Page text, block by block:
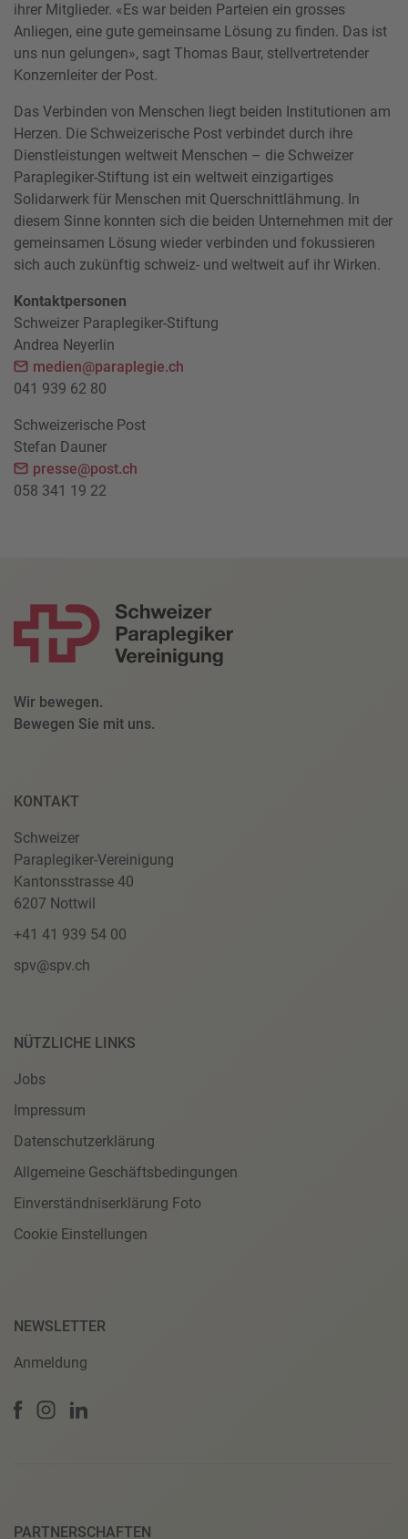
ihrer Mitglieder. «Es war beiden Parteien ein grosses
Anliegen, eine gute gemeinsame Lösung zu finden. Das ist
uns nun gelungen», sagt Thomas Baur, stellvertretender
Konzernleiter der Post.
Das Verbinden von Menschen liegt beiden Institutionen am
Herzen. Die Schweizerische Post verbindet durch ihre
Dienstleistungen weltweit Menschen – die Schweizer
Paraplegiker-Stiftung ist ein weltweit einzigartiges
Solidarwerk für Menschen mit Querschnittlähmung. In
diesem Sinne konnten sich die beiden Unternehmen mit der
gemeinsamen Lösung wieder verbinden und fokussieren
sich auch zukünftig schweiz- und weltweit auf ihr Wirken.
Kontaktpersonen
Schweizer Paraplegiker-Stiftung
Andrea Neyerlin
medien@paraplegie.ch
041 939 62 80
Schweizerische Post
Stefan Dauner
presse@post.ch
058 341 19 22
Wir bewegen.
Bewegen Sie mit uns.
KONTAKT
Schweizer
Paraplegiker-Vereinigung
Kantonsstrasse 40
6207 Nottwil
+41 41 939 54 00
spv@spv.ch
NÜTZLICHE LINKS
Jobs
Impressum
Datenschutzerklärung
Allgemeine Geschäftsbedingungen
Einverständniserklärung Foto
Cookie Einstellungen
NEWSLETTER
Anmeldung
PARTNERSCHAFTEN